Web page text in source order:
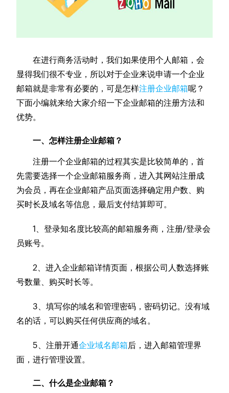
在进行商务活动时，我们如果使用个人邮箱，会
显得我们很不专业，所以对于企业来说申请一个企业
邮箱就是非常有必要的，可是怎样注册企业邮箱呢？
下面小编就来给大家介绍一下企业邮箱的注册方法和
优势。
一、怎样注册企业邮箱？
注册一个企业邮箱的过程其实是比较简单的，首
先需要选择一个企业邮箱服务商，进入其网站注册成
为会员，再在企业邮箱产品页面选择确定用户数、购
买时长及域名等信息，最后支付结算即可。
1、登录知名度比较高的邮箱服务商，注册/登录会
员账号。
2、进入企业邮箱详情页面，根据公司人数选择账
号数量、购买时长等。
3、填写你的域名和管理密码，密码切记。没有域
名的话，可以购买任何供应商的域名。
5、注册开通企业域名邮箱后，进入邮箱管理界
面，进行管理设置。
二、什么是企业邮箱？